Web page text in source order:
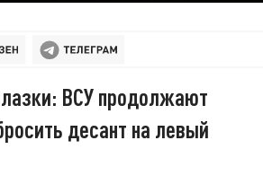
ВСУ продолжают
десант на левый